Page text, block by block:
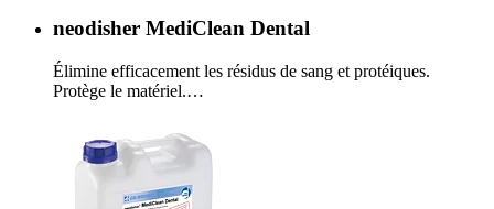
neodisher MediClean Dental
Élimine efficacement les résidus de sang et protéiques.
Protège le matériel.…